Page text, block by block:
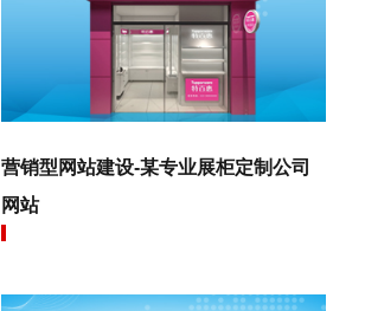
营销型网站建设-某专业展柜定制公司
网站